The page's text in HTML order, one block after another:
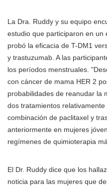
La Dra. Ruddy y su equipo
estudio que participaron en un
probó la eficacia de T-DM1
y trastuzumab. A las
los períodos menstruales.
con cáncer de mama HER 2
probabilidades de reanudar la
dos tratamientos
combinación de paclitaxel y
anteriormente en mujeres
regímenes de quimioterapia
El Dr. Ruddy dice que los
noticia para las mujeres que